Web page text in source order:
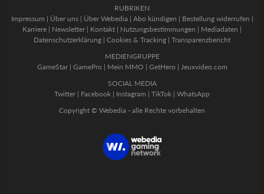
RUBRIKEN
Impressum | Über uns| Über Webedia | Abo kündigen | Bestellung widerrufen |
Karriere | Newsletter | Kontakt | Nutzungsbestimmungen | Mediadaten |
Datenschutzerklärung | Cookies & Tracking | Transparenzbericht
MEDIENGRUPPE
GameStar| GamePro | Mein MMO | GetHero | Jeuxvideo.com
SOCIAL MEDIA
Twitter | Facebook | Instagram | TikTok | WhatsApp
Copyright © Webedia - alle Rechte vorbehalten